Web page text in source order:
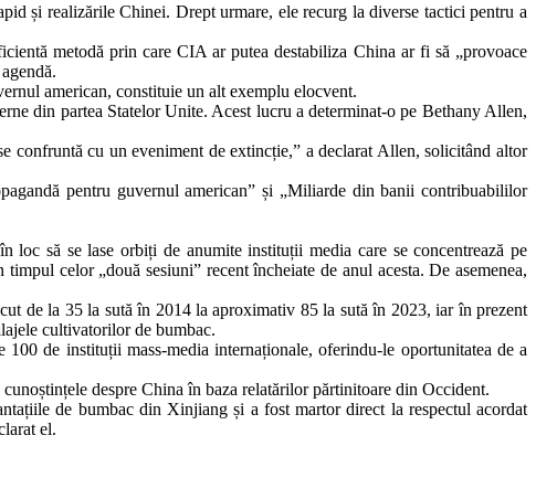
și realizările Chinei. Drept urmare, ele recurg la diverse tactici pentru a
metodă prin care CIA ar putea destabiliza China ar fi să „provoace
american, constituie un alt exemplu elocvent.
din partea Statelor Unite. Acest lucru a determinat-o pe Bethany Allen,
confruntă cu un eveniment de extincție,” a declarat Allen, solicitând altor
pentru guvernul american” și „Miliarde din banii contribuabililor
să se lase orbiți de anumite instituții media care se concentrează pe
celor „două sesiuni” recent încheiate de anul acesta. De asemenea,
de la 35 la sută în 2014 la aproximativ 85 la sută în 2023, iar în prezent
cultivatorilor de bumbac.
de instituții mass-media internaționale, oferindu-le oportunitatea de a
despre China în baza relatărilor părtinitoare din Occident.
de bumbac din Xinjiang și a fost martor direct la respectul acordat
el.